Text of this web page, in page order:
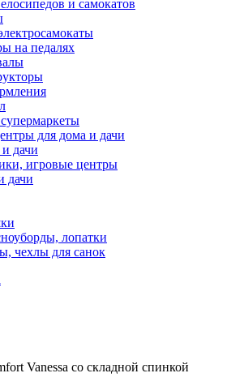
и самокатов
на педалях
для дома и дачи
дачи
игровые центры
дачи
лопатки
чехлы для санок
Vanessa со складной спинкой